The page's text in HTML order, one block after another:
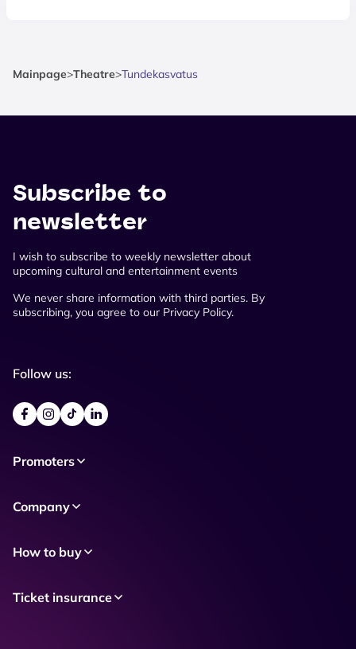
Mainpage>Theatre>Tundekasvatus
Subscribe to
newsletter
I wish to subscribe to weekly newsletter about
upcoming cultural and entertainment events
We never share information with third parties. By
subscribing, you agree to our Privacy Policy.
Follow us:
Promoters
Company
How to buy
Ticket insurance